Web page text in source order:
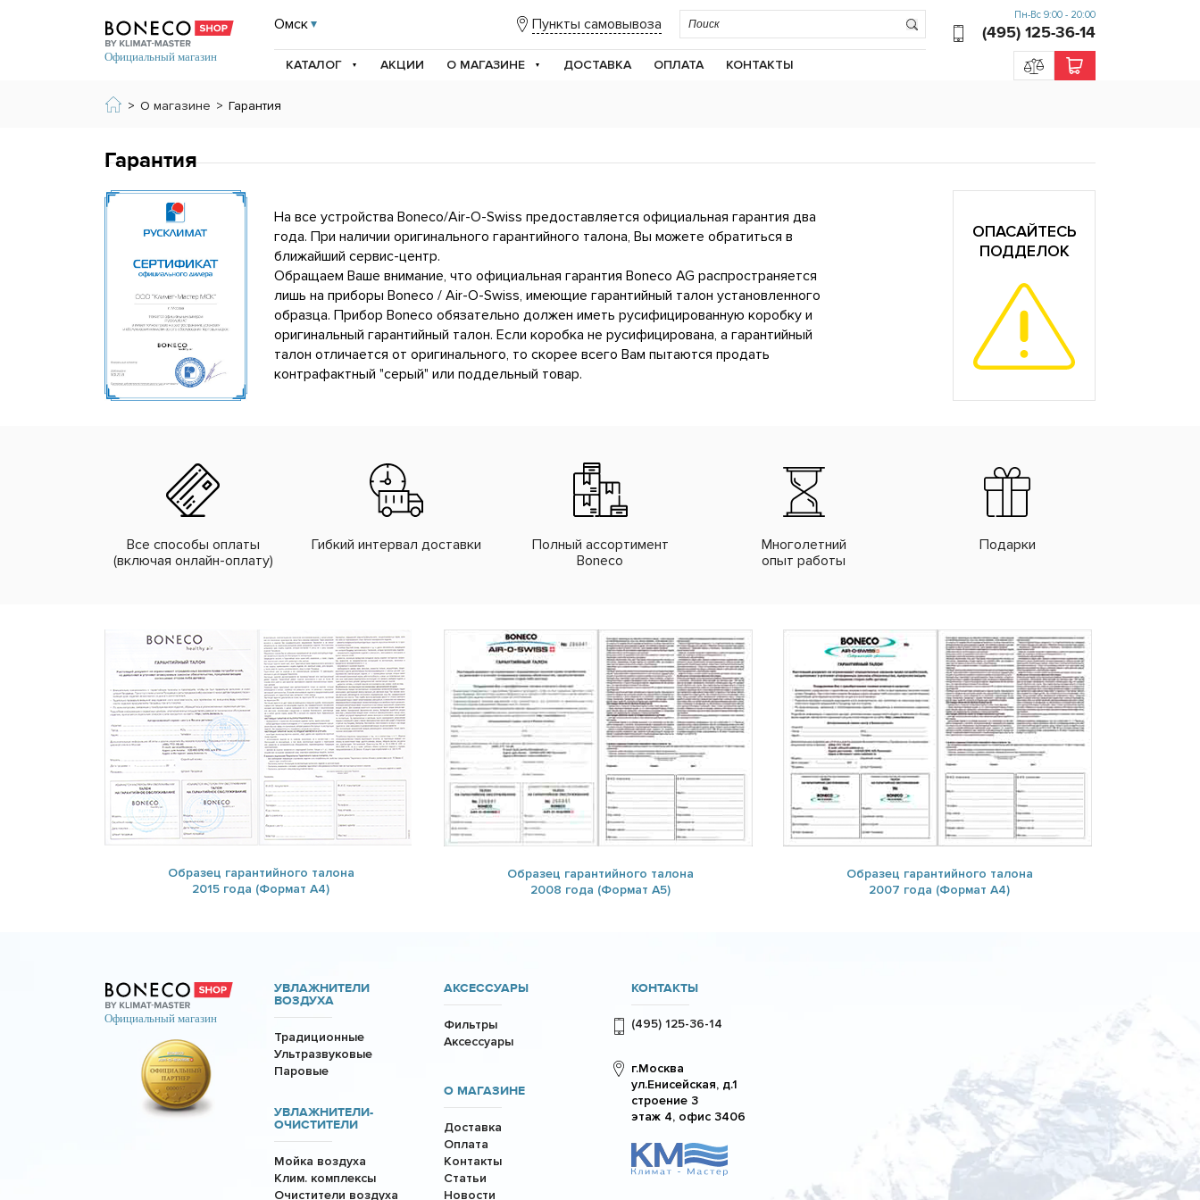
Омск Пункты самовывоза
КАТАЛОГ АКЦИИ О МАГАЗИНЕ ДОСТАВКА ОПЛАТА КОНТАКТЫ
Пн-Вс 9:00 - 20:00
(495) 125-36-14
> О магазине > Гарантия
Гарантия
На все устройства Boneco/Air-O-Swiss предоставляется официальная гарантия два
года. При наличии оригинального гарантийного талона, Вы можете обратиться в
ближайший сервис-центр.
Обращаем Ваше внимание, что официальная гарантия Boneco AG распространяется
лишь на приборы Boneco / Air-O-Swiss, имеющие гарантийный талон установленного
образца. Прибор Boneco обязательно должен иметь русифицированную коробку и
оригинальный гарантийный талон. Если коробка не русифицирована, а гарантийный
талон отличается от оригинального, то скорее всего Вам пытаются продать
контрафактный "серый" или поддельный товар.
ОПАСАЙТЕСЬ
ПОДДЕЛОК
Все способы оплаты
(включая онлайн-оплату)
Гибкий интервал доставки
Полный ассортимент
Boneco
Многолетний
опыт работы
Подарки
Образец гарантийного талона
2015 года (Формат А4)
Образец гарантийного талона
2008 года (Формат А5)
Образец гарантийного талона
2007 года (Формат А4)
УВЛАЖНИТЕЛИ
ВОЗДУХА
Традиционные
Ультразвуковые
Паровые
УВЛАЖНИТЕЛИ-
ОЧИСТИТЕЛИ
Мойка воздуха
Клим. комплексы
Очистители воздуха
АКСЕССУАРЫ
Фильтры
Аксессуары
О МАГАЗИНЕ
Доставка
Оплата
Контакты
Статьи
Новости
КОНТАКТЫ
(495) 125-36-14
г.Москва
ул.Енисейская, д.1
строение 3
этаж 4, офис 3406